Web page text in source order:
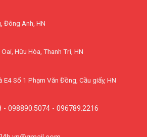
Đông Anh, HN
Hữu Hòa, Thanh Trì, HN
E4 Số 1 Phạm Văn Đồng, Cầu giấy, HN
- 098890.5074 - 096789.2216